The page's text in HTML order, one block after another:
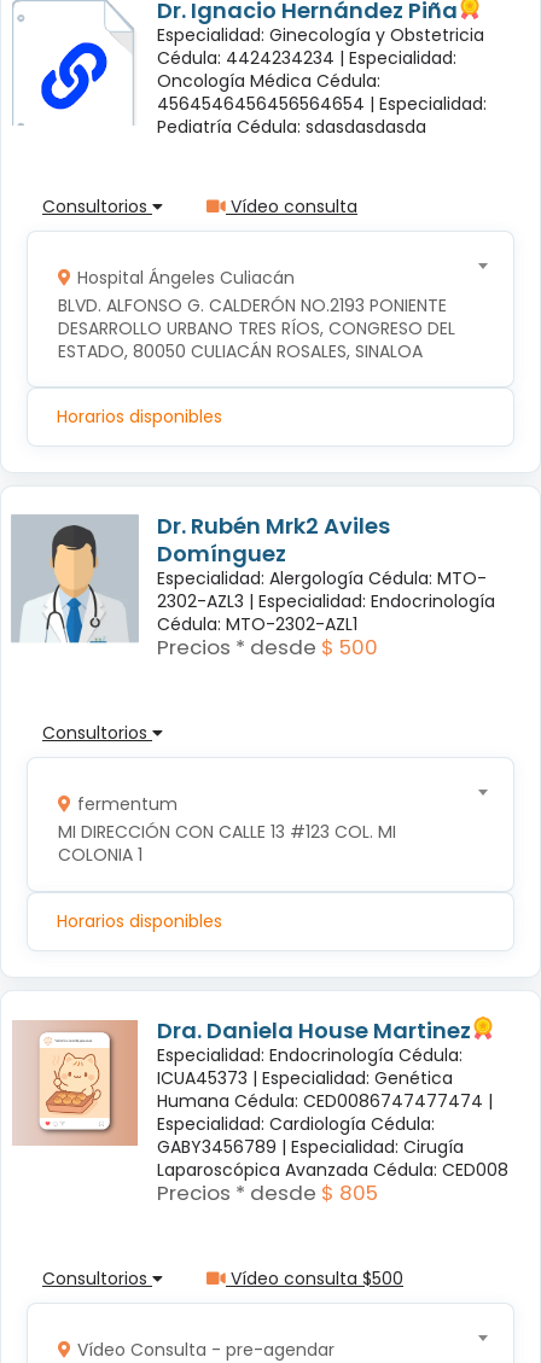
Dr. Ignacio Hernández Piña
Especialidad: Ginecología y Obstetricia
Cédula: 4424234234 | Especialidad:
Oncología Médica Cédula:
4564546456456564654 | Especialidad:
Pediatría Cédula: sdasdasdasda
Consultorios Vídeo consulta
Hospital Ángeles Culiacán
BLVD. ALFONSO G. CALDERÓN NO.2193 PONIENTE
DESARROLLO URBANO TRES RÍOS, CONGRESO DEL
ESTADO, 80050 CULIACÁN ROSALES, SINALOA
Horarios disponibles
Dr. Rubén Mrk2 Aviles
Domínguez
Especialidad: Alergología Cédula: MTO-
2302-AZL3 | Especialidad: Endocrinología
Cédula: MTO-2302-AZL1
Precios * desde $ 500
Consultorios
fermentum
MI DIRECCIÓN CON CALLE 13 #123 COL. MI
COLONIA 1
Horarios disponibles
Dra. Daniela House Martinez
Especialidad: Endocrinología Cédula:
ICUA45373 | Especialidad: Genética
Humana Cédula: CED0086747477474 |
Especialidad: Cardiología Cédula:
GABY3456789 | Especialidad: Cirugía
Laparoscópica Avanzada Cédula: CED008
Precios * desde $ 805
Consultorios Vídeo consulta $500
Vídeo Consulta - pre-agendar